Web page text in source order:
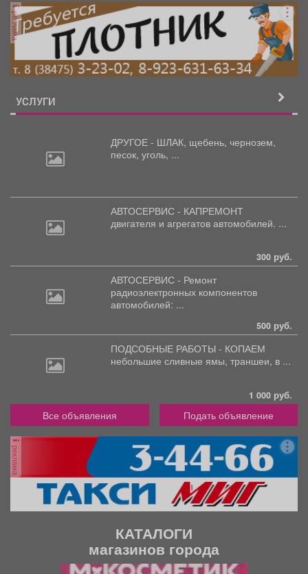
реклама
УСЛУГИ
ДРУГОЕ - ШЛАК, щебень, чернозем,
песок, уголь, ...
АВТОСЕРВИС - КАПРЕМОНТ
двигателя и агрегатов автомобилей. ...
300 руб.
АВТОСЕРВИС - Ремонт
радиоэлектронных компонентов
автомобилей: ...
500 руб.
ПОДСОБНЫЕ РАБОТЫ - КОПАЕМ
небольшие сливные ямы, траншеи, в ...
1 000 руб.
Все объявления Подать объявление
реклама
КАТАЛОГИ
магазинов города